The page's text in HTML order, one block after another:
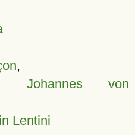
,
Johannes von
Lentini